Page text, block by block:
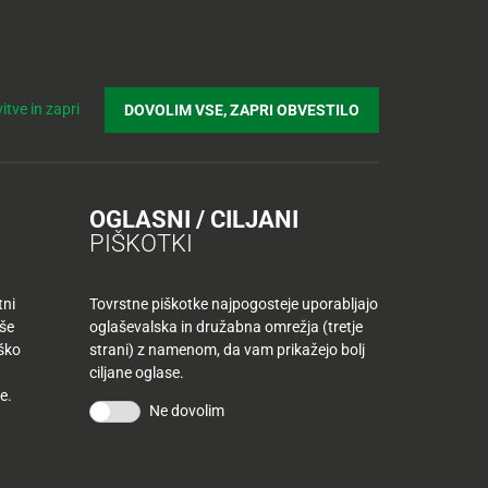
in zapri DOVOLIM VSE, ZAPRI OBVESTILO
OGLASNI / CILJANI
PIŠKOTKI
Tovrstne piškotke najpogosteje uporabljajo
oglaševalska in družabna omrežja (tretje
strani) z namenom, da vam prikažejo bolj
ciljane oglase.
Ne dovolim
Iskanje
Povejte
nam
Nakupovalni
listek
Spletni supermarket
OZNAKI
S